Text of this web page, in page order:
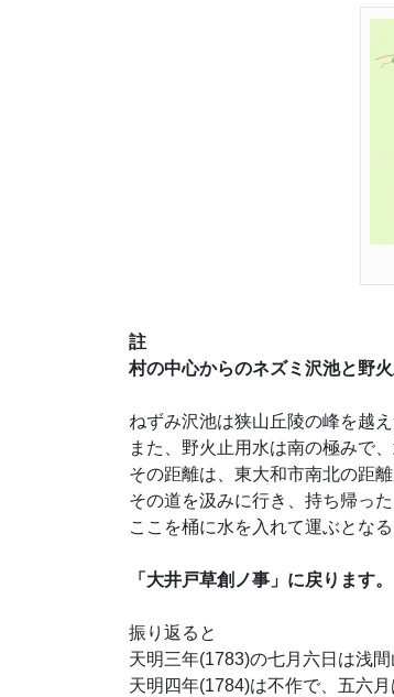
註
村の中心からのネズミ沢池と野
ねずみ沢池は狭山丘陵の峰を越
また、野火止用水は南の極みで
その距離は、東大和市南北の距
その道を汲みに行き、持ち帰っ
ここを桶に水を入れて運ぶとな
「大井戸草創ノ事」に戻ります。
振り返ると
天明三年(1783)の七月六日は浅
天明四年(1784)は不作で、五六月